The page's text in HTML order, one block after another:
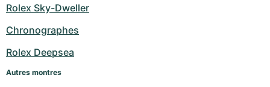
Rolex Sky-Dweller
Chronographes
Rolex Deepsea
Autres montres